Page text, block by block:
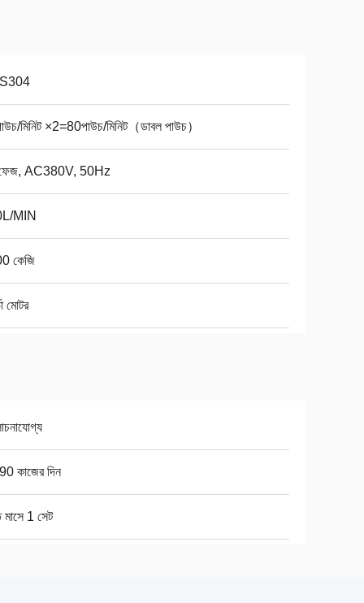
মিনিট ×2=80পাউচ/মিনিট（ডাবল পাউচ）
ফেজ, AC380V, 50Hz
MIN
কেজি
মোটর
কাজের দিন
মাসে 1 সেট